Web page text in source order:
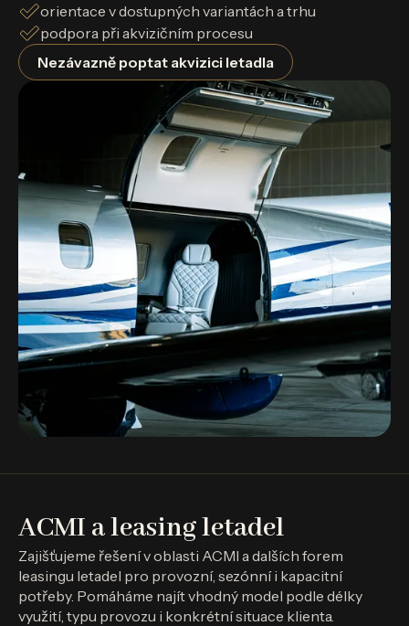
orientace v dostupných variantách a trhu
podpora při akvizičním procesu
Nezávazně poptat akvizici letadla
ACMI a leasing letadel
Zajišťujeme řešení v oblasti ACMI a dalších forem
leasingu letadel pro provozní, sezónní i kapacitní
potřeby. Pomáháme najít vhodný model podle délky
využití, typu provozu i konkrétní situace klienta.